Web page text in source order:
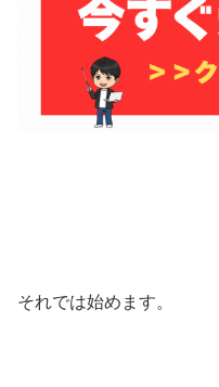
それでは始めます。